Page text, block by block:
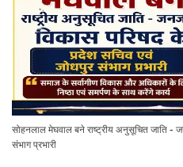
सोहनलाल मेघवाल बने राष्ट्रीय अनुसूचित जाति -
संभाग प्रभारी